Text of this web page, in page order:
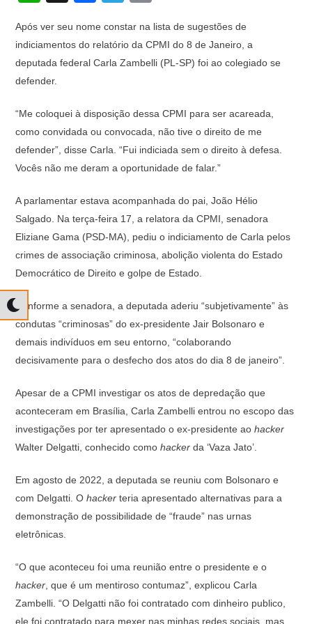
at
s
A
p
p
c
e
o
k
e
gr
m
p
y
n
k
Após ver seu nome constar na lista de sugestões de
indiciamentos do relatório da CPMI do 8 de Janeiro, a
deputada federal Carla Zambelli (PL-SP) foi ao colegiado se
defender.
“Me coloquei à disposição dessa CPMI para ser acareada,
como convidada ou convocada, não tive o direito de me
defender”, disse Carla. “Fui indiciada sem o direito à defesa.
Vocês não me deram a oportunidade de falar.”
A parlamentar estava acompanhada do pai, João Hélio
Salgado. Na terça-feira 17, a relatora da CPMI, senadora
Eliziane Gama (PSD-MA), pediu o indiciamento de Carla pelos
crimes de associação criminosa, abolição violenta do Estado
Democrático de Direito e golpe de Estado.
Conforme a senadora, a deputada aderiu “subjetivamente” às
condutas “criminosas” do ex-presidente Jair Bolsonaro e
demais indivíduos em seu entorno, “colaborando
decisivamente para o desfecho dos atos do dia 8 de janeiro”.
Apesar de a CPMI investigar os atos de depredação que
aconteceram em Brasília, Carla Zambelli entrou no escopo das
investigações por ter apresentado o ex-presidente ao hacker
Walter Delgatti, conhecido como hacker da ‘Vaza Jato’.
Em agosto de 2022, a deputada se reuniu com Bolsonaro e
com Delgatti. O hacker teria apresentado alternativas para a
demonstração de possibilidade de “fraude” nas urnas
eletrônicas.
“O que aconteceu foi uma reunião entre o presidente e o
hacker, que é um mentiroso contumaz”, explicou Carla
Zambelli. “O Delgatti não foi contratado com dinheiro publico,
ele foi contratado para mexer nas minhas redes sociais, mas